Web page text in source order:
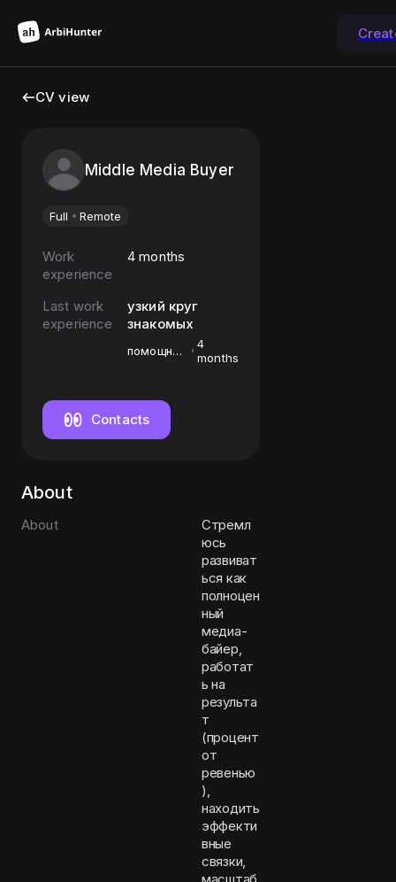
CV view
Middle Media Buyer
Full Remote
Work
experience
4 months
Last work
experience
узкий круг
знакомых
помощник
4
months
Contacts
About
About
Стремл
юсь
развиват
ься как
полноцен
ный
медиа-
байер,
работат
ь на
результа
т
(процент
от
ревенью
),
находить
эффекти
вные
связки,